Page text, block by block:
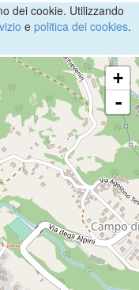
dei cookie. Utilizzando
e politica dei cookies.
+
-